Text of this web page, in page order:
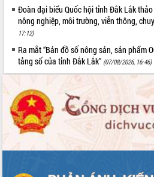
du khách thông qua Hệ thống cơ sở dữ
liệu và Bản đồ số
Tập huấn ứng dụng trí tuệ nhân tạo (AI)
trong thương mại điện tử năm 2026
Đoàn đại biểu Quốc hội tỉnh Đắk Lắk
trao đổi thông tin trước Kỳ họp thứ
nhất, Quốc hội khóa XVI
Quyết liệt cải cách hành chính, khơi
thông nguồn lực phát triển
Nâng cao hiệu lực, hiệu quả HĐND
tỉnh thông qua hiện đại hóa hành chính
Đoàn đại biểu Quốc hội tỉnh Đắk Lắk
nông nghiệp, môi trường, viễn thông,
17:12)
Ra mắt “Bản đồ số nông sản, sản phẩm
tảng số của tỉnh Đắk Lắk” (07/08/2026, 16:46)